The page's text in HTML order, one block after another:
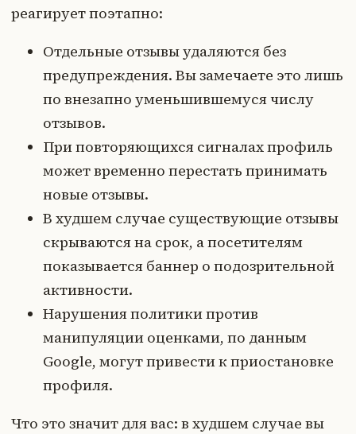
реагирует поэтапно:
Отдельные отзывы удаляются без
предупреждения. Вы замечаете это лишь
по внезапно уменьшившемуся числу
отзывов.
При повторяющихся сигналах профиль
может временно перестать принимать
новые отзывы.
В худшем случае существующие отзывы
скрываются на срок, а посетителям
показывается баннер о подозрительной
активности.
Нарушения политики против
манипуляции оценками, по данным
Google, могут привести к приостановке
профиля.
Что это значит для вас: в худшем случае вы